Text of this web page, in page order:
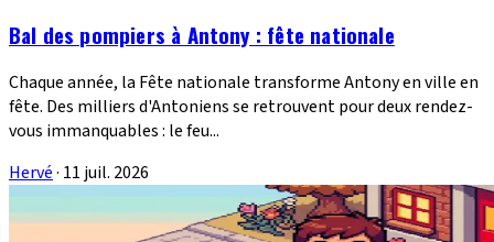
Bal des pompiers à Antony : fête nationale
Chaque année, la Fête nationale transforme Antony en ville en
fête. Des milliers d'Antoniens se retrouvent pour deux rendez-
vous immanquables : le feu...
Hervé· 11 juil. 2026